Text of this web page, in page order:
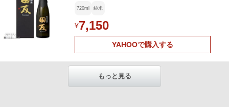
720ml 純米
¥7,150
YAHOOで購入する
もっと見る